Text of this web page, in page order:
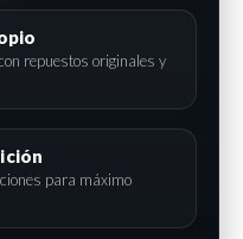
repuestos originales y
para máximo